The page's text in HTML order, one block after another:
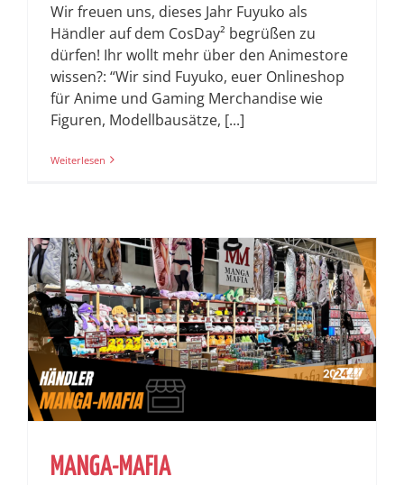
Wir freuen uns, dieses Jahr Fuyuko als
Händler auf dem CosDay² begrüßen zu
dürfen! Ihr wollt mehr über den Animestore
wissen?: “Wir sind Fuyuko, euer Onlineshop
für Anime und Gaming Merchandise wie
Figuren, Modellbausätze, [...]
Weiterlesen
MANGA-MAFIA